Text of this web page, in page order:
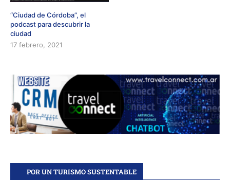
“Ciudad de Córdoba”, el
podcast para descubrir la
ciudad
17 febrero, 2021
POR UN TURISMO SUSTENTABLE